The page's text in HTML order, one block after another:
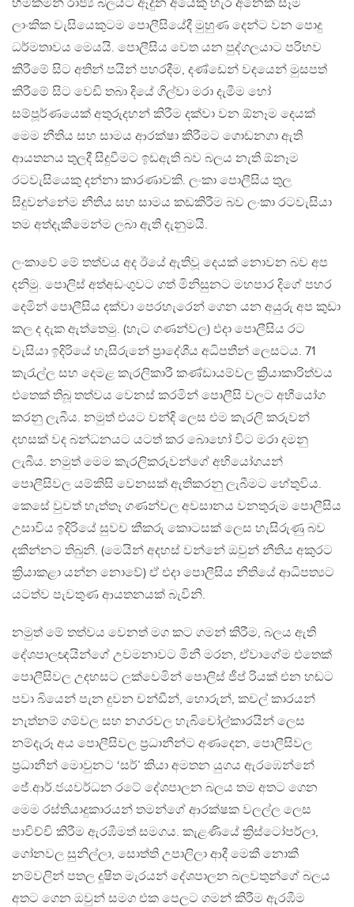
හිමිකමින් රාජ්‍ය බලයට ඈදුන අයෙකු හැර අනෙක් සෑම
ලාංකික වැසියෙකුටම පොලීසියේදී මුහුණ දෙන්ට වන පොදු
ධර්මතාවය මෙයයි. පොලීසිය වෙත යන පුද්ගලයාට පරිභව
කිරීමේ සිට අතින් පයින් පහරදීම, දණ්ඩෙන් වදයෙන් මුසපත්
කිරීමේ සිට වෙඩි තබා දියේ ගිල්වා මරා දැමීම හෝ
සම්පූර්ණයෙක් අතුරුදහන් කිරීම දක්වා වන ඕනෑම දෙයක්
මෙම නීතිය සහ සාමය ආරක්ෂා කිරීමට ගොඩනගා ඇති
ආයතනය තුලදී සිදුවීමට ඉඩඇති බව බලය නැති ඕනෑම
රටවැසියෙකු දන්නා කාරණාවකි. ලංකා පොලීසිය තුල
සිදුවන්නේම නීතිය සහ සාමය කඩකිරීම බව ලංකා රටවැසියා
තම අත්දැකීමෙන්ම ලබා ඇති දැනුමයි.
ලංකාවේ මේ තත්වය අද ඊයේ ඇතිවූ දෙයක් නොවන බව අප
දනිමු. පොලිස් අත්අඩංගුවට ගත් මිනිසුනට මහපාර දිගේ පහර
දෙමින් පොලීසිය දක්වා පෙරහැරෙන් ගෙන යන අයුරු අප කුඩා
කල ද දැක ඇත්තෙමු. (හැට ගණන්වල) එදා පොලීසිය රට
වැසියා ඉදිරියේ හැසිරුනේ ප්‍රාදේශීය අධිපතීන් ලෙසටය. 71
කැරැල්ල සහ දෙමළ කැරලිකාරී කණ්ඩායම්වල ක්‍රියාකාරිත්වය
එතෙක් තිබූ තත්වය වෙනස් කරමින් පොලීසි වලට අභීයෝග
කරනු ලැබීය. නමුත් එයට වන්දි ලෙස එම කැරලි කරුවන්
දහසක් වද බන්ධනයට යටත් කර බොහෝ විට මරා දමනු
ලැබීය. නමුත් මෙම කැරලිකරුවන්ගේ අභියෝගයන්
පොලීසිවල යම්කිසි වෙනසක් ඇතිකරනු ලැබීමට හේතුවිය.
කෙසේ වුවත් හැත්තෑ ගණන්වල අවසානය වනතුරුම පොලීසිය
උසාවිය ඉදිරියේ සුවච කීකරු කොටසක් ලෙස හැසිරුණු බව
දකින්නට තිබුනි. (මෙයින් අදහස් වන්නේ ඔවුන් නීතිය අකුරට
ක්‍රියාකළා යන්න නොවේ) ඒ එදා පොලීසිය නීතියේ ආධිපත්‍යට
යටත්ව පැවතුණ ආයතනයක් බැවිනි.
නමුත් මේ තත්වය වෙනත් මග කට ගමන් කිරීම, බලය ඇති
දේශපාලඥයින්ගේ උවමනාවට මිනී මරන, ඒවාගේම එතෙක්
පොලීසිවල උදහසට ලක්වෙමින් පොලිස් ජීප් රියක් එන හඬට
පවා බියෙන් පැන දුවන චන්ඩීන්, හොරුන්, කචල් කාරයන්
නැත්නම් ගම්වල සහ නගරවල හැබිචෝල්කාරයින් ලෙස
නම්දැරූ අය පොලීසිවල ප්‍රධානීන්ට අණදෙන, පොලීසිවල
ප්‍රධානීන් මොවුනට ‘සර්’ කියා අමතන යුගය ඇරඹෙන්නේ
ජේ.ආර්.ජයවර්ධන රටේ දේශපාලන බලය තම අතට ගෙන
මෙම රස්තියාදුකාරයන් තමන්ගේ ආරක්ෂක වලල්ල ලෙස
පාවිච්චි කිරීම ඇරඹීමත් සමගය. කැළණියේ ක්‍රිස්ටෝපර්ලා,
ගෝනවල සුනිල්ලා, සොත්ති උපාලිලා ආදී මෙකී නොකී
නම්වලින් පතල දූෂිත මැරයන් දේශපාලන බලවතුන්ගේ බලය
අතට ගෙන ඔවුන් සමග එක පෙලට ගමන් කිරීම ඇරඹීම